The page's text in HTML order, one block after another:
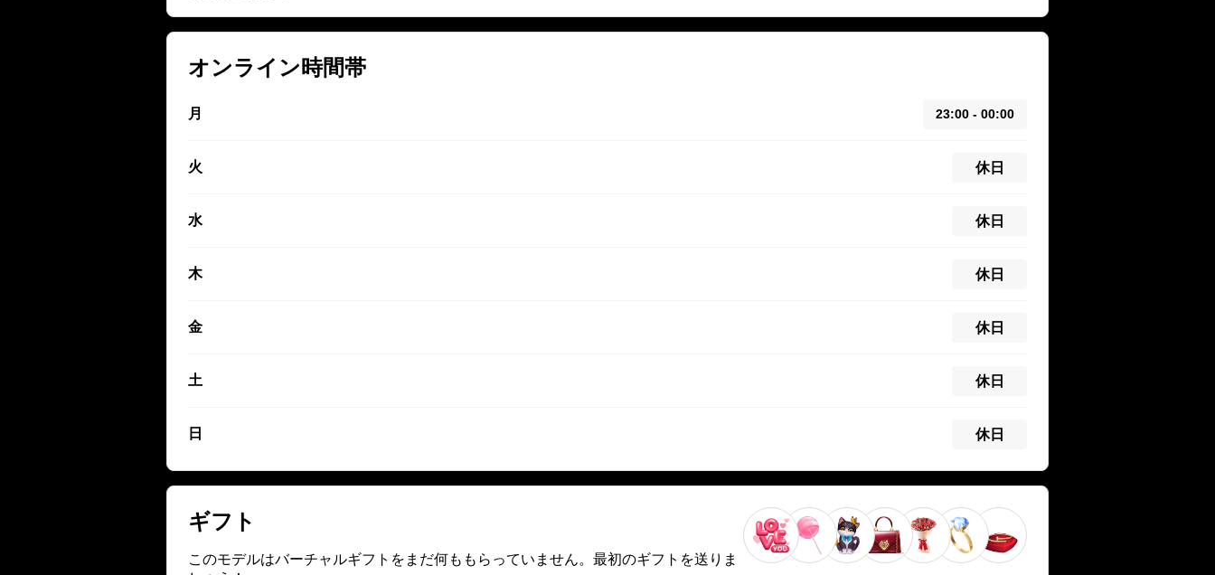
オンライン時間帯
月 23:00 - 00:00
火 休日
水 休日
木 休日
金 休日
土 休日
日 休日
ギフト
このモデルはバーチャルギフトをまだ何ももらっていません。最初のギフトを送りま